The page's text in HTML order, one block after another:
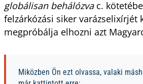
globálisan behálózva c.
felzárkózási siker varázselixírjét
megpróbálja elhozni azt
Miközben Ön ezt olvassa, valaki